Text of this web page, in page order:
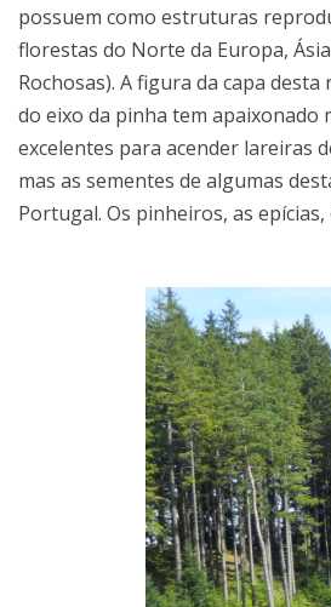
possuem como estruturas
florestas do Norte da Europa,
Rochosas). A figura da capa
do eixo da pinha tem apaixonado
excelentes para acender lareiras
mas as sementes de algumas
Portugal. Os pinheiros, as